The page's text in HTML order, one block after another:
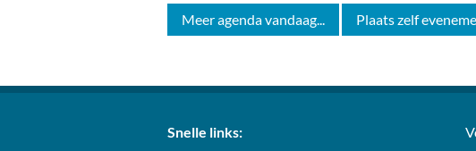
Meer agenda vandaag... Plaats zelf
Snelle links: